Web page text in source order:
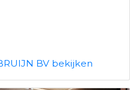
BV bekijken